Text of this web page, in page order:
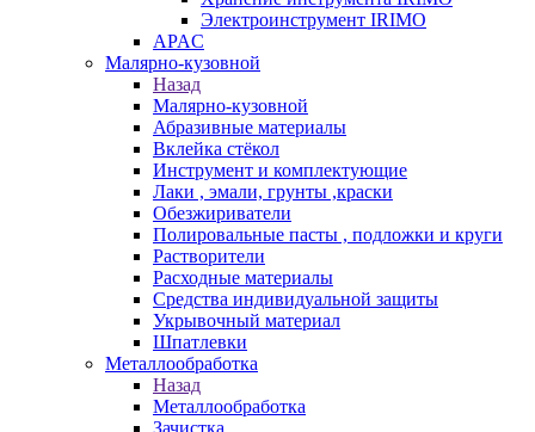
Электроинструмент IRIMO
APAC
Малярно-кузовной
Назад
Малярно-кузовной
Абразивные материалы
Вклейка стёкол
Инструмент и комплектующие
Лаки , эмали, грунты ,краски
Обезжириватели
Полировальные пасты , подложки и круги
Растворители
Расходные материалы
Средства индивидуальной защиты
Укрывочный материал
Шпатлевки
Металлообработка
Назад
Металлообработка
Зачистка